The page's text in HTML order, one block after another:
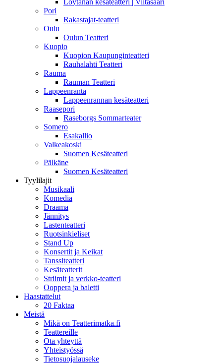
Löytänän kesäteatteri | Viitasaari
Pori
Rakastajat-teatteri
Oulu
Oulun Teatteri
Kuopio
Kuopion Kaupunginteatteri
Rauhalahti Teatteri
Rauma
Rauman Teatteri
Lappeenranta
Lappeenrannan kesäteatteri
Raasepori
Raseborgs Sommarteater
Somero
Esakallio
Valkeakoski
Suomen Kesäteatteri
Pälkäne
Suomen Kesäteatteri
Tyylilajit
Musikaali
Komedia
Draama
Jännitys
Lastenteatteri
Ruotsinkieliset
Stand Up
Konsertit ja Keikat
Tanssiteatteri
Kesäteatterit
Striimit ja verkko-teatteri
Ooppera ja baletti
Haastattelut
20 Faktaa
Meistä
Mikä on Teatterimatka.fi
Teattereille
Ota yhteyttä
Yhteistyössä
Tietosuojalauseke